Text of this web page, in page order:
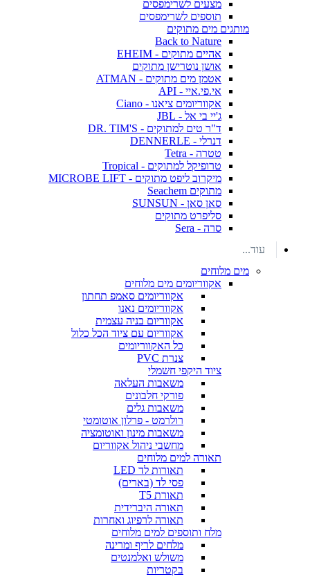
מצעים לשרימפסים
תוספים לשרימפסים
מותגים מים מתוקים
Back to Nature
אהיים מתוקים - EHEIM
אושן נוטרישן מתוקים
אטמן מים מתוקים - ATMAN
אי.פי.איי - API
אקווריומים ציאנו - Ciano
ג'יי בי אל - JBL
ד"ר טים למתוקים - DR. TIM'S
דנרלי - DENNERLE
טטרה - Tetra
טרופיקל למתוקים - Tropical
מיקרוב ליפט מתוקים - MICROBE LIFT
מתוקים Seachem
סאן סאן - SUNSUN
סליפרט מתוקים
סרה - Sera
עוד...
מים מלוחים
אקווריומים מים מלוחים
אקווריומים סאמפ תחתון
אקווריומים נאנו
אקווריום בניה עצמית
אקווריום עם ציוד הכל כלול
כל האקווריומים
צנרת PVC
ציוד היקפי חשמלי
משאבות העלאה
פורקי חלבונים
משאבות גלים
רולרמט - פרלון אוטומטי
משאבות מינון ואוטומציה
מחשבי ניהול אקווריום
תאורה למים מלוחים
תאורות לד LED
פסי לד (בארים)
תאורת T5
תאורה היברידית
תאורה לרפיוג ואחרות
מלח ותוספים למים מלוחים
מלחים לריף ומרינה
משולש ואלמנטים
בקטריות